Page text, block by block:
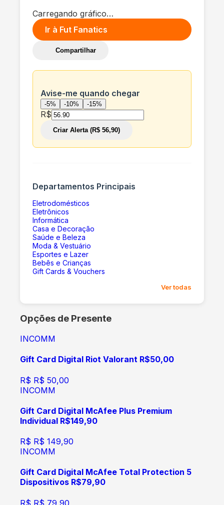
Carregando gráfico…
Ir à Fut Fanatics
Compartilhar
Avise-me quando chegar
-5% -10% -15%
R$
Criar Alerta (R$ 56,90)
Departamentos Principais
Eletrodomésticos
Eletrônicos
Informática
Casa e Decoração
Saúde e Beleza
Moda & Vestuário
Esportes e Lazer
Bebês e Crianças
Gift Cards & Vouchers
Ver todas
Opções de Presente
INCOMM
Gift Card Digital Riot Valorant R$50,00
R$ R$ 50,00
INCOMM
Gift Card Digital McAfee Plus Premium
Individual R$149,90
R$ R$ 149,90
INCOMM
Gift Card Digital McAfee Total Protection 5
Dispositivos R$79,90
R$ R$ 79,90